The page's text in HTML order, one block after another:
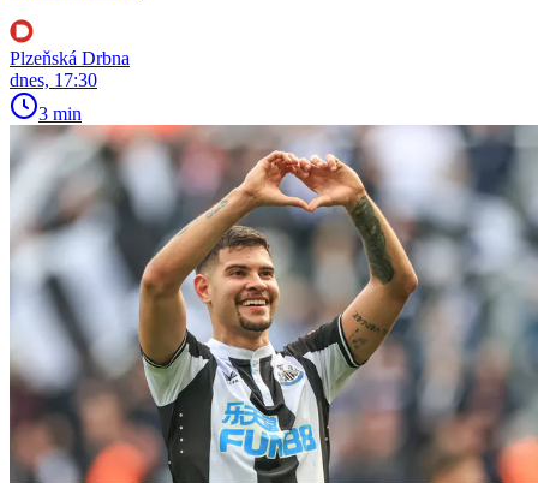
Plzeňská Drbna
dnes, 17:30
3 min